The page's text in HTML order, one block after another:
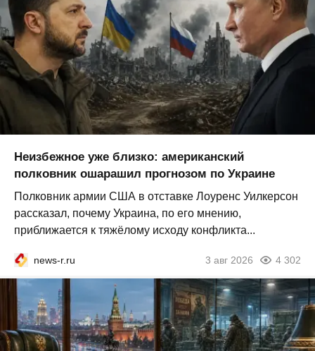
Неизбежное уже близко: американский
полковник ошарашил прогнозом по Украине
Полковник армии США в отставке Лоуренс Уилкерсон
рассказал, почему Украина, по его мнению,
приближается к тяжёлому исходу конфликта...
news-r.ru 3 авг 2026 4 302